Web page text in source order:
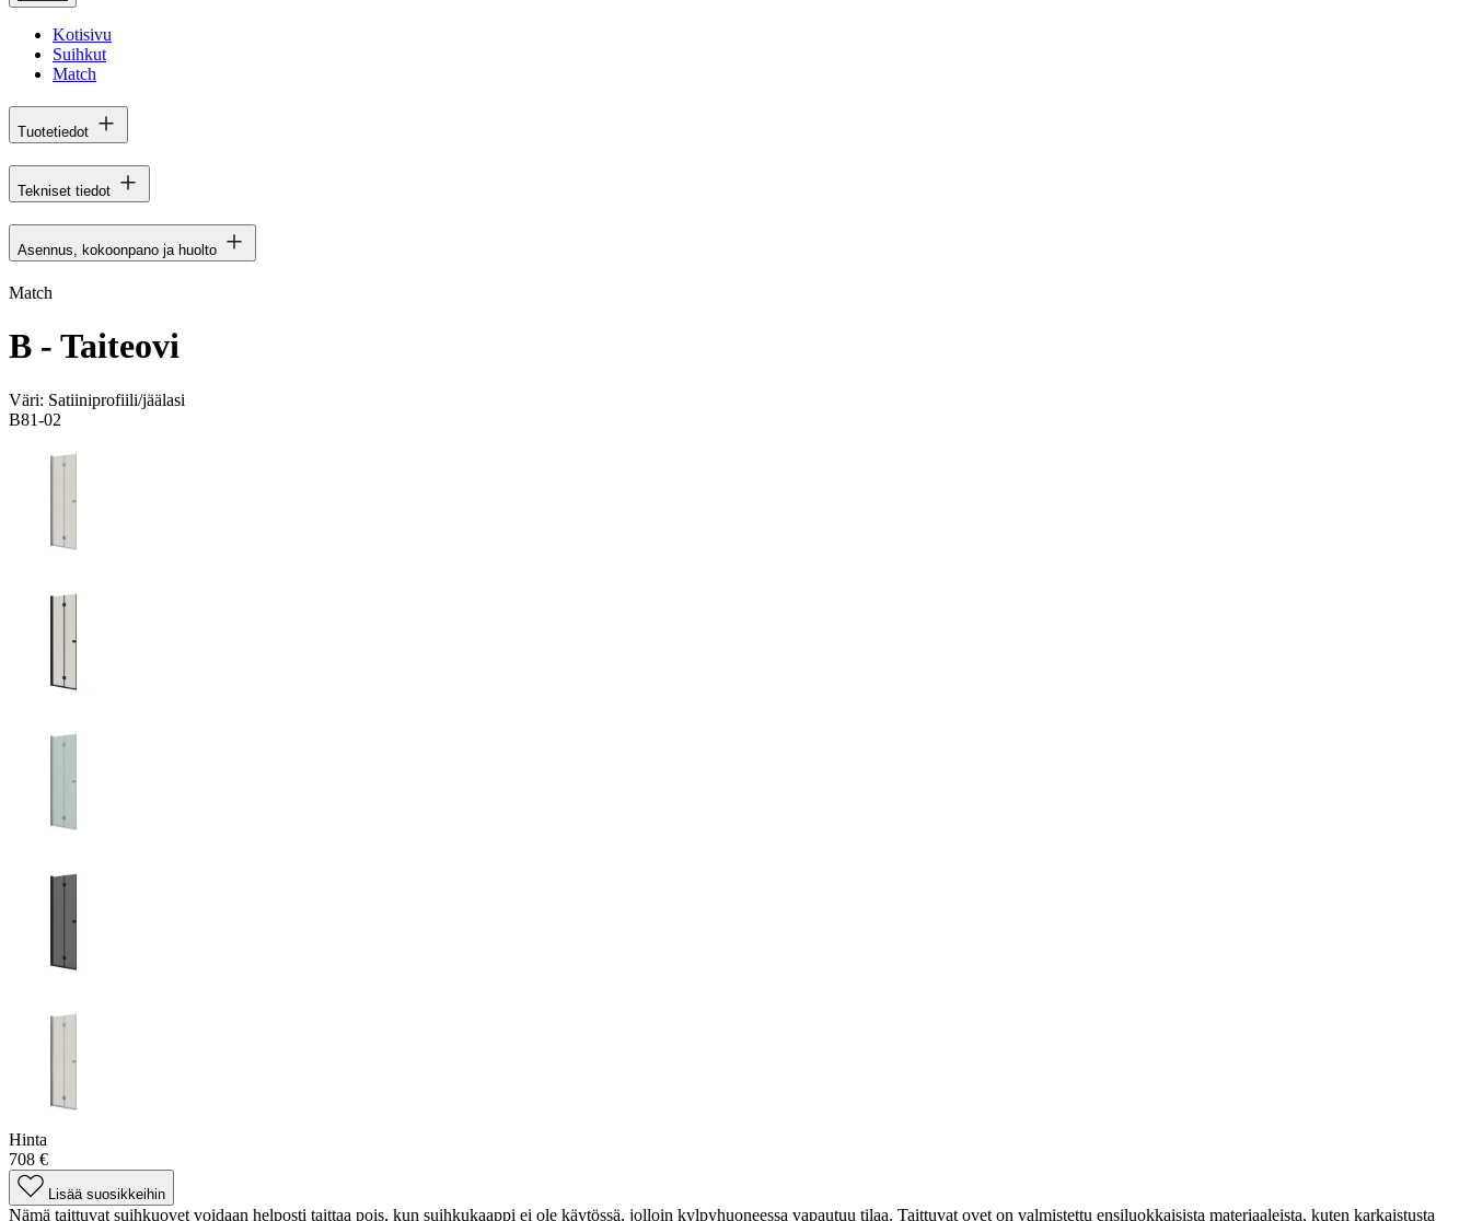
Kotisivu
Suihkut
Match
Tuotetiedot
Tekniset tiedot
Asennus, kokoonpano ja huolto
Match
B - Taiteovi
Väri: Satiiniprofiili/jäälasi
B81-02
Hinta
708 €
Lisää suosikkeihin
Nämä taittuvat suihkuovet voidaan helposti taittaa pois, kun suihkukaappi ei ole käytössä, jolloin kylpyhuoneessa vapautuu tilaa. Taittuvat ovet on valmistettu ensiluokkaisista materiaaleista, kuten karkaistusta